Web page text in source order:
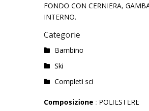
FONDO CON CERNIERA,
INTERNO.
Categorie
Bambino
Ski
Completi sci
Composizione : POLIESTERE